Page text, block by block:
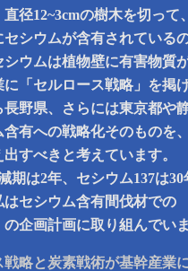
径12~3cmの樹木を切って
セシウムが含有されている
シウムは植物壁に有害物質
「セルロース戦略」を掲
野県、さらには東京都や
含有への戦略化そのものを
すべきと考えています。
期は2年、セシウム137は
セシウム含有間伐材での
の企画計画に取り組んでい
略と炭素戦術が基幹産業